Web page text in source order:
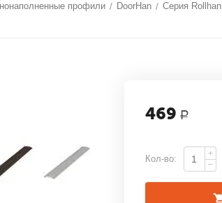
профили / DoorHan / Серия Rollhan
469 Р
Кол-во:
+
−